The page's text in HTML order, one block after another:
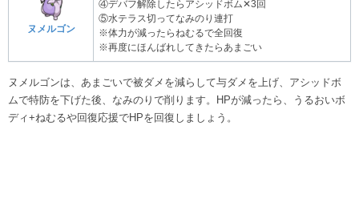
ヌメルゴン
④デバフ解除したらアシッドボム✕3回
⑤水テラス切ってなみのり連打
※体力が減ったらねむるで全回復
※再度にほんばれしてきたらあまごい
ヌメルゴンは、あまごいで被ダメを減らして与ダメを上げ、アシッドボ
ムで特防を下げた後、なみのりで削ります。HPが減ったら、うるおいボ
ディ+ねむるや回復応援でHPを回復しましょう。